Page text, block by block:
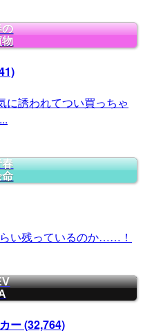
の
物
に誘われてつい買っちゃ
春
命
い残っているのか……！
ー(32,764)